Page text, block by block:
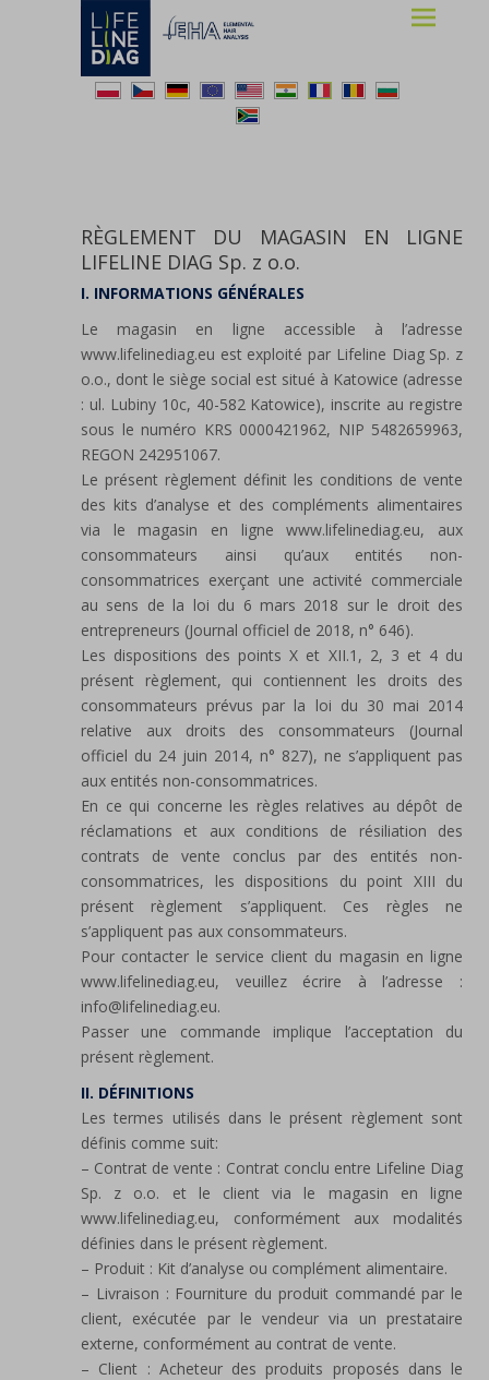
Lifelinediag
Elemental Hair Analysis
RÈGLEMENT DU MAGASIN EN LIGNE
LIFELINE DIAG Sp. z o.o.
I. INFORMATIONS GÉNÉRALES
Le magasin en ligne accessible à l’adresse
www.lifelinediag.eu est exploité par Lifeline Diag Sp. z
o.o., dont le siège social est situé à Katowice (adresse
: ul. Lubiny 10c, 40-582 Katowice), inscrite au registre
sous le numéro KRS 0000421962, NIP 5482659963,
REGON 242951067.
Le présent règlement définit les conditions de vente
des kits d’analyse et des compléments alimentaires
via le magasin en ligne www.lifelinediag.eu, aux
consommateurs ainsi qu’aux entités non-
consommatrices exerçant une activité commerciale
au sens de la loi du 6 mars 2018 sur le droit des
entrepreneurs (Journal officiel de 2018, n° 646).
Les dispositions des points X et XII.1, 2, 3 et 4 du
présent règlement, qui contiennent les droits des
consommateurs prévus par la loi du 30 mai 2014
relative aux droits des consommateurs (Journal
officiel du 24 juin 2014, n° 827), ne s’appliquent pas
aux entités non-consommatrices.
En ce qui concerne les règles relatives au dépôt de
réclamations et aux conditions de résiliation des
contrats de vente conclus par des entités non-
consommatrices, les dispositions du point XIII du
présent règlement s’appliquent. Ces règles ne
s’appliquent pas aux consommateurs.
Pour contacter le service client du magasin en ligne
www.lifelinediag.eu, veuillez écrire à l’adresse :
info@lifelinediag.eu.
Passer une commande implique l’acceptation du
présent règlement.
II. DÉFINITIONS
Les termes utilisés dans le présent règlement sont
définis comme suit:
– Contrat de vente : Contrat conclu entre Lifeline Diag
Sp. z o.o. et le client via le magasin en ligne
www.lifelinediag.eu, conformément aux modalités
définies dans le présent règlement.
– Produit : Kit d’analyse ou complément alimentaire.
– Livraison : Fourniture du produit commandé par le
client, exécutée par le vendeur via un prestataire
externe, conformément au contrat de vente.
– Client : Acheteur des produits proposés dans le